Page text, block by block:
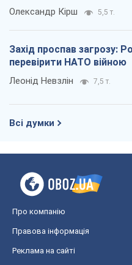
Олександр Кірш 5,5 т.
Захід проспав загрозу:
перевірити НАТО війною
Леонід Невзлін 7,5 т.
Всі думки
Про компанію
Правова інформація
Реклама на сайті